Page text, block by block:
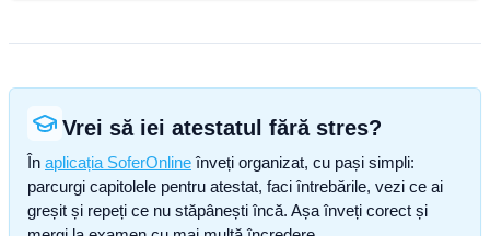
Vrei să iei atestatul fără stres?
În aplicația SoferOnline înveți organizat, cu pași simpli:
parcurgi capitolele pentru atestat, faci întrebările, vezi ce ai
greșit și repeți ce nu stăpânești încă. Așa înveți corect și